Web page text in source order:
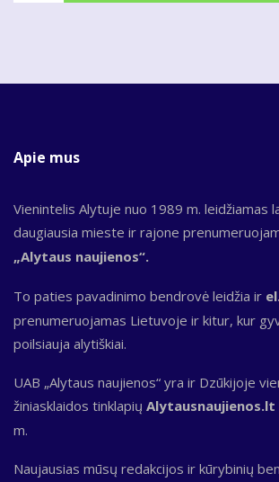
Apie mus
Vienintelis Alytuje nuo 1989 m. leidžiamas
daugiausia mieste ir rajone
„Alytaus naujienos“.
To paties pavadinimo bendrovė leidžia ir
prenumeruojamas Lietuvoje ir kitur, kur
poilsiauja alytiškiai.
UAB „Alytaus naujienos“ yra ir Dzūkijoje
žiniasklaidos tinklapių Alytausnaujienos.lt
m.
Naujausias mūsų redakcijos ir kūrybinių